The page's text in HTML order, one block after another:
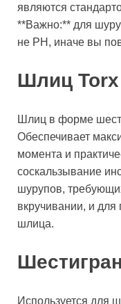
являются
**Важно:** для
не PH, иначе вы
Шлиц Torx
Шлиц в форме
Обеспечивает
момента и
соскальзывание
шурупов,
вкручивании, и
шлица.
Используется для